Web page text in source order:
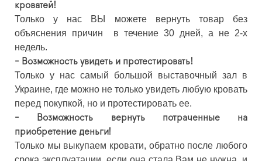
кроватей!
Только у нас ВЫ можете вернуть товар без
объяснения причин в течение 30 дней, а не 2-х
недель.
- Возможность увидеть и протестировать!
Только у нас самый большой выставочный зал в
Украине, где можно не только увидеть любую кровать
перед покупкой, но и протестировать ее.
- Возможность вернуть потраченные на
приобретение деньги!
Только мы выкупаем кровати, обратно после любого